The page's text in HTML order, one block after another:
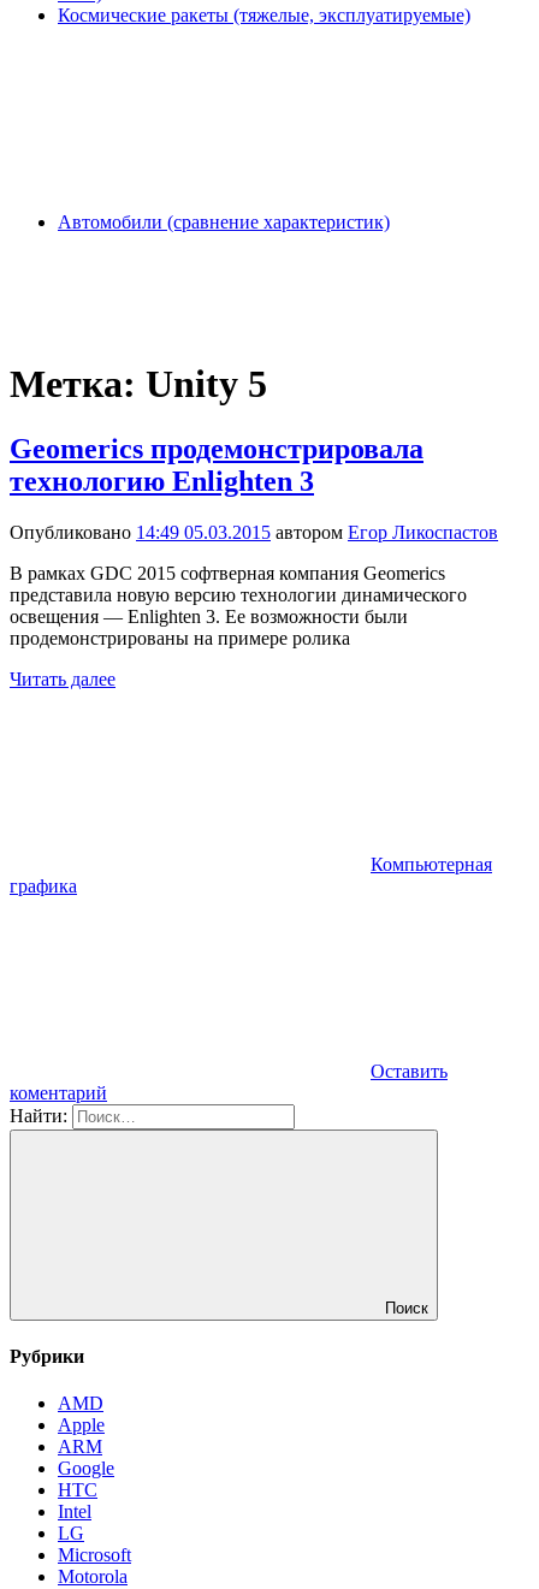
Космические ракеты (тяжелые, эксплуатируемые)
Автомобили (сравнение характеристик)
Метка: Unity 5
Geomerics продемонстрировала
технологию Enlighten 3
Опубликовано 14:49 05.03.2015 автором Егор Ликоспастов
В рамках GDC 2015 софтверная компания Geomerics
представила новую версию технологии динамического
освещения — Enlighten 3. Ее возможности были
продемонстрированы на примере ролика
Читать далее
Компьютерная
графика
Оставить
коментарий
Найти:
Поиск
Рубрики
AMD
Apple
ARM
Google
HTC
Intel
LG
Microsoft
Motorola